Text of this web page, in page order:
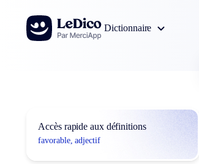
Aller au contenu
Dictionnaire
Accès rapide aux définitions
favorable, adjectif